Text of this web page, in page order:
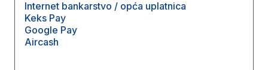
Internet bankarstvo / opća uplatnica
Keks Pay
Google Pay
Aircash